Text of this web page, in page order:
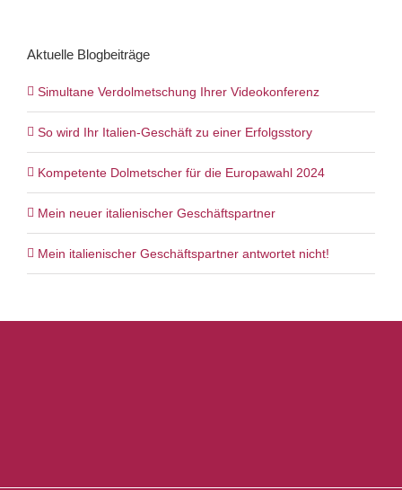
Aktuelle Blogbeiträge
Simultane Verdolmetschung Ihrer Videokonferenz
So wird Ihr Italien-Geschäft zu einer Erfolgsstory
Kompetente Dolmetscher für die Europawahl 2024
Mein neuer italienischer Geschäftspartner
Mein italienischer Geschäftspartner antwortet nicht!